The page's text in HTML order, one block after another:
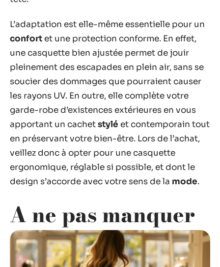
L’adaptation est elle-même essentielle pour un
confort et une protection conforme. En effet,
une casquette bien ajustée permet de jouir
pleinement des escapades en plein air, sans se
soucier des dommages que pourraient causer
les rayons UV. En outre, elle complète votre
garde-robe d’existences extérieures en vous
apportant un cachetstylé et contemporain tout
en préservant votre bien-être. Lors de l’achat,
veillez donc à opter pour une casquette
ergonomique, réglable si possible, et dont le
design s’accorde avec votre sens de la mode.
A ne pas manquer